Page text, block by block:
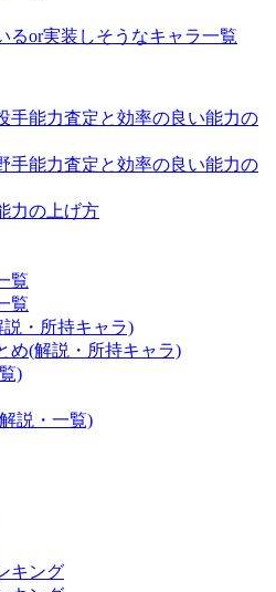
るor実装しそうなキャラ一覧
手能力査定と効率の良い能力の
手能力査定と効率の良い能力の
力の上げ方
覧
覧
・所持キャラ)
め(解説・所持キャラ)
)
説・一覧)
キング